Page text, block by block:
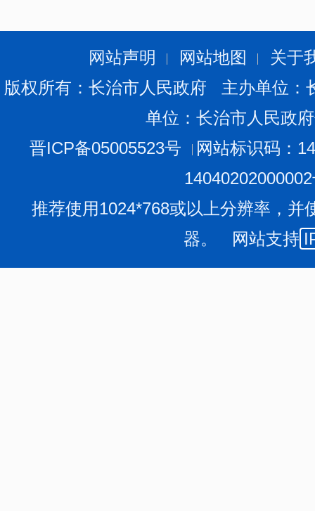
网站声明 网站地图
关于
版权所有：长治市人民政府 主办单位
单位：长治市人民政
晋ICP备05005523号
网站标识码：
推荐使用1024*768或以上分辨率，并
器。 网站支持